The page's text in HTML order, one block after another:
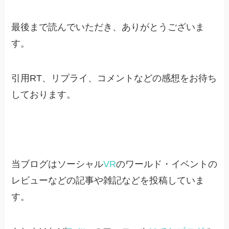
最後まで読んでいただき、ありがとうございま
す。
引用RT、リプライ、コメントなどの感想をお待ち
しております。
当ブログはソーシャルVRのワールド・イベントの
レビューなどの記事や雑記などを投稿していま
す。